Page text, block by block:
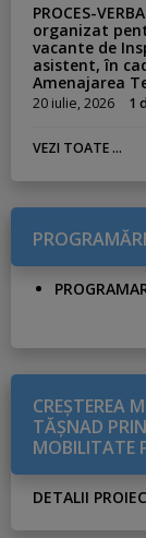
PROCES-
organizat
vacante de
asistent, în
Amenajarea
20 iulie, 2026 1
VEZI TOATE ...
CREŞTEREA
TĂŞNAD
MOBILITATE
DETALII